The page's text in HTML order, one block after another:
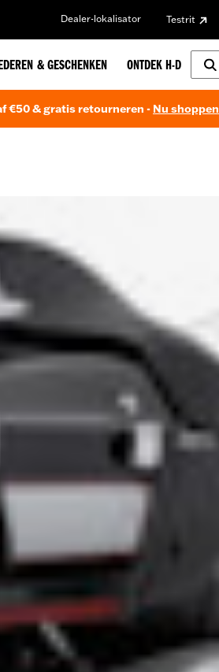
Dealer-lokalisator Testrit
& GESCHENKEN ONTDEK H-D
€50 & gratis retourneren - Nu shoppen